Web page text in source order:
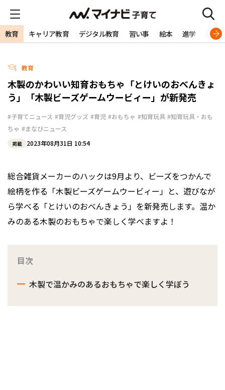
教育 キャリア教育 デジタル教育 習い事 絵本 進学 勉強
教育
木製のかわいい知育おもちゃ「とけいのおべんきょ
う」「木製ビーズゲームウービィー」が新発売
#子育てニュース #育児グッズ #育児 #おもちゃ #知育玩具 #知育玩具・おも
ちゃ #まなびニュース
掲載 2023年08月31日 10:54
総合雑貨メーカーのハックは9月より、ビーズをつかんで
絵柄を作る「木製ビーズゲームウービィー」と、遊びなが
ら学べる「とけいのおべんきょう」を新発売します。温か
みのある木製のおもちゃで楽しく学べますよ！
目次
木製で温かみのあるおもちゃで楽しく学ぼう